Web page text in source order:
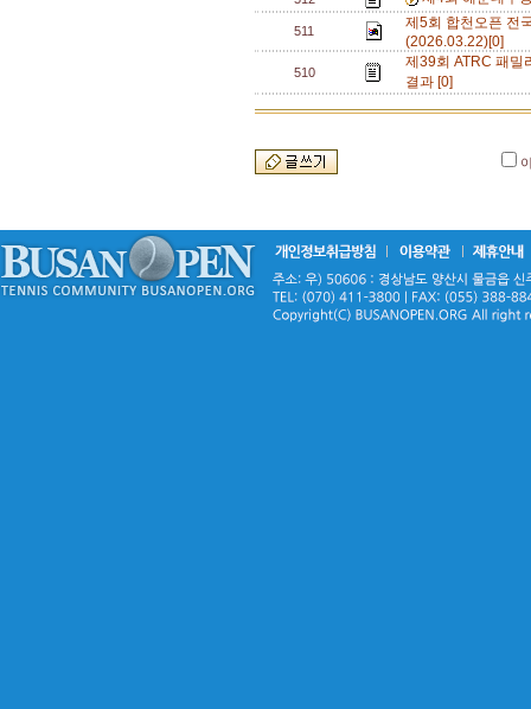
511
제5회 합천오픈 전
(2026.03.22)[0]
510
제39회 ATRC 패밀
결과 [0]